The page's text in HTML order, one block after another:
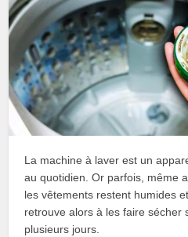
La machine à laver est un
au quotidien. Or parfois, même
les vêtements restent humides
retrouve alors à les faire sécher
plusieurs jours.